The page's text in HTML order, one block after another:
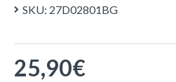
SKU: 27D02801BG
25,90€